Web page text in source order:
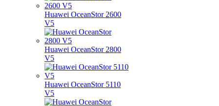
Huawei OceanStor 2600
V5
Huawei OceanStor 2800
V5
Huawei OceanStor 5110
V5